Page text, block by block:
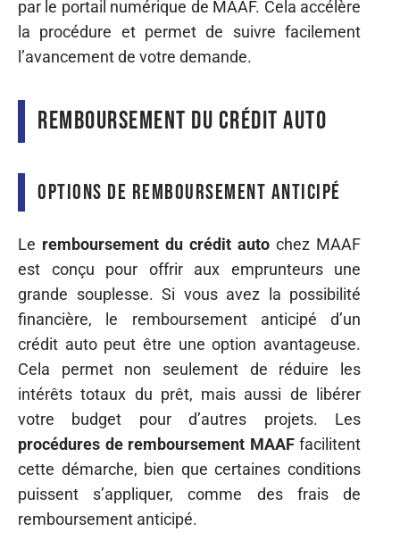
par le portail numérique de MAAF. Cela accélère
la procédure et permet de suivre facilement
l’avancement de votre demande.
Remboursement du crédit auto
Options de remboursement anticipé
Le remboursement du crédit auto chez MAAF
est conçu pour offrir aux emprunteurs une
grande souplesse. Si vous avez la possibilité
financière, le remboursement anticipé d’un
crédit auto peut être une option avantageuse.
Cela permet non seulement de réduire les
intérêts totaux du prêt, mais aussi de libérer
votre budget pour d’autres projets. Les
procédures de remboursement MAAFfacilitent
cette démarche, bien que certaines conditions
puissent s’appliquer, comme des frais de
remboursement anticipé.